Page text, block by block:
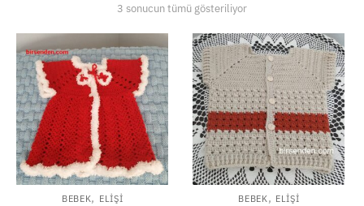
3 sonucun tümü gösteriliyorEn
göre
sıralandı
BEBEK, ELIŞI BEBEK, ELIŞI